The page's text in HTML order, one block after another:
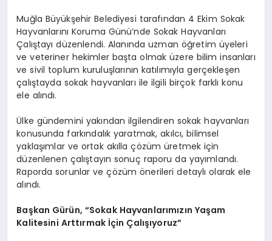
Muğla Büyükşehir Belediyesi tarafından 4 Ekim Sokak
Hayvanlarını Koruma Günü’nde Sokak Hayvanları
Çalıştayı düzenlendi. Alanında uzman öğretim üyeleri
ve veteriner hekimler başta olmak üzere bilim insanları
ve sivil toplum kuruluşlarının katılımıyla gerçekleşen
çalıştayda sokak hayvanları ile ilgili birçok farklı konu
ele alındı.
Ülke gündemini yakından ilgilendiren sokak hayvanları
konusunda farkındalık yaratmak, akılcı, bilimsel
yaklaşımlar ve ortak akılla çözüm üretmek için
düzenlenen çalıştayın sonuç raporu da yayımlandı.
Raporda sorunlar ve çözüm önerileri detaylı olarak ele
alındı.
Başkan Gürün, “Sokak Hayvanlarımızın Yaşam
Kalitesini Arttırmak İçin Çalışıyoruz”